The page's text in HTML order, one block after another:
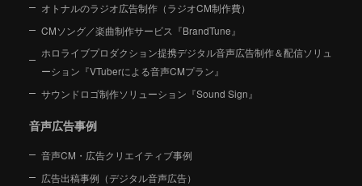
オトナルのラジオ広告制作（ラジオCM制作費）
CMソング／楽曲制作サービス『BrandTune』
ホロライブプロダクション提携デジタル音声広告制作＆配信ソリュ
ーション 『VTuberによる音声CMプラン』
サウンドロゴ制作ソリューション『Sound Sign』
音声広告事例
音声CM・広告クリエイティブ事例
広告出稿事例（デジタル音声広告）